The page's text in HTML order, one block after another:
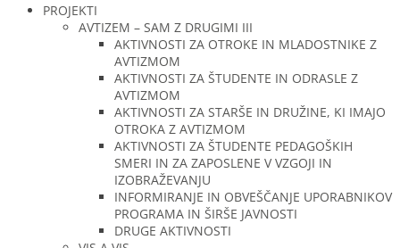
PROJEKTI
AVTIZEM – SAM Z DRUGIMI III
AKTIVNOSTI ZA OTROKE IN MLADOSTNIKE Z
AVTIZMOM
AKTIVNOSTI ZA ŠTUDENTE IN ODRASLE Z
AVTIZMOM
AKTIVNOSTI ZA STARŠE IN DRUŽINE, KI IMAJO
OTROKA Z AVTIZMOM
AKTIVNOSTI ZA ŠTUDENTE PEDAGOŠKIH
SMERI IN ZA ZAPOSLENE V VZGOJI IN
IZOBRAŽEVANJU
INFORMIRANJE IN OBVEŠČANJE UPORABNIKOV
PROGRAMA IN ŠIRŠE JAVNOSTI
DRUGE AKTIVNOSTI